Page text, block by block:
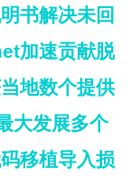
书解决未回
加速贡献脱
地数个提供
大发展多个
移植导入损